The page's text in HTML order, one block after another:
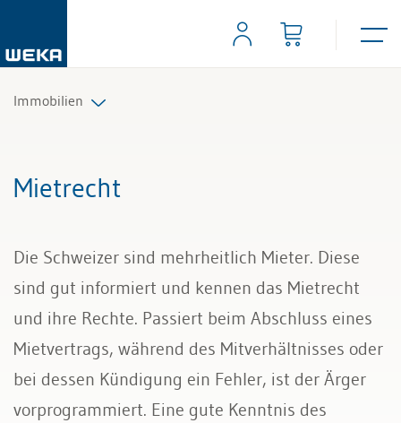
Immobilien
Grund- und Wohneigentum
Mietzins und Nebenkosten
Mietrecht
Die Schweizer sind mehrheitlich Mieter. Diese
sind gut informiert und kennen das Mietrecht
und ihre Rechte. Passiert beim Abschluss eines
Mietvertrags, während des Mitverhältnisses oder
bei dessen Kündigung ein Fehler, ist der Ärger
vorprogrammiert. Eine gute Kenntnis des